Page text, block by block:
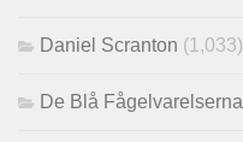
Daniel Scranton (1,033)
De Blå Fågelvarelserna